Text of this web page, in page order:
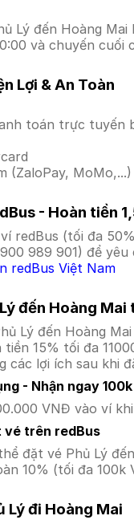
Lý đến Hoàng
và chuyến cuối
Lợi & An Toàn
toán trực tuyến
(ZaloPay,
- Hoàn tiền
redBus (tối đa
989 901) để
redBus Việt Nam
đến Hoàng
Lý đến Hoàng
15% tối đa
các lợi ích sau khi
- Nhận ngay
VNĐ vào ví
vé trên redBus
đặt vé Phủ Lý
10% (tối đa
Lý đi Hoàng Mai